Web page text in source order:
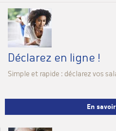
Déclarez en ligne !
Simple et rapide : déclarez vos
En